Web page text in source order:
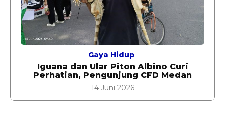
Gaya Hidup
Iguana dan Ular Piton Albino Curi
Perhatian, Pengunjung CFD Medan
14 Juni 2026